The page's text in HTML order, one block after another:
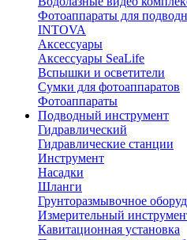
Фотоаппараты для
INTOVA
Аксессуары
Аксессуары SeaLife
Вспышки и осветители
Сумки для фотоаппаратов
Фотоаппараты
Подводный инструмент
Гидравлический
Гидравлические станции
Инструмент
Насадки
Шланги
Грунторазмывочное
Измерительный
Кавитационная установка